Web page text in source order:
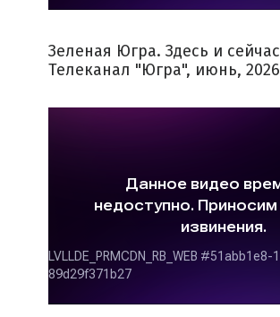
Зеленая Югра. Здесь и
Телеканал "Югра", июнь, 2026